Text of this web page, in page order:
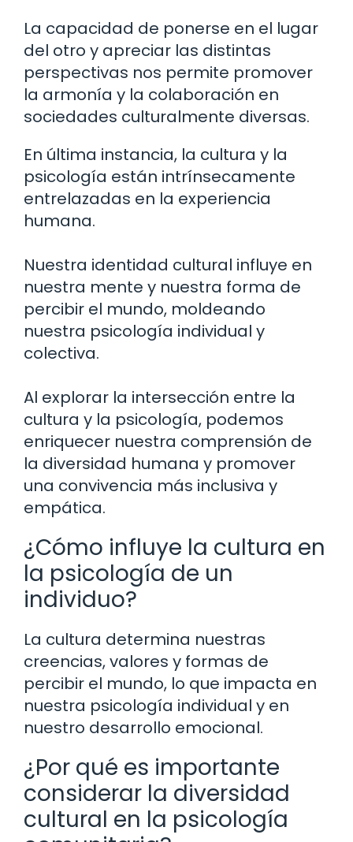
La capacidad de ponerse en el lugar
del otro y apreciar las distintas
perspectivas nos permite promover
la armonía y la colaboración en
sociedades culturalmente diversas.
En última instancia, la cultura y la
psicología están intrínsecamente
entrelazadas en la experiencia
humana.
Nuestra identidad cultural influye en
nuestra mente y nuestra forma de
percibir el mundo, moldeando
nuestra psicología individual y
colectiva.
Al explorar la intersección entre la
cultura y la psicología, podemos
enriquecer nuestra comprensión de
la diversidad humana y promover
una convivencia más inclusiva y
empática.
¿Cómo influye la cultura en
la psicología de un
individuo?
La cultura determina nuestras
creencias, valores y formas de
percibir el mundo, lo que impacta en
nuestra psicología individual y en
nuestro desarrollo emocional.
¿Por qué es importante
considerar la diversidad
cultural en la psicología